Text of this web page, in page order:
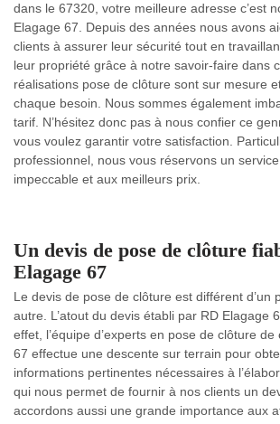
dans le 67320, votre meilleure adresse c’est
Elagage 67. Depuis des années nous avons
clients à assurer leur sécurité tout en
leur propriété grâce à notre savoir-faire dans
réalisations pose de clôture sont sur mesure
chaque besoin. Nous sommes également
tarif. N’hésitez donc pas à nous confier ce
vous voulez garantir votre satisfaction.
professionnel, nous vous réservons un
impeccable et aux meilleurs prix.
Un devis de pose de clôture
Elagage 67
Le devis de pose de clôture est différent d’un
autre. L’atout du devis établi par RD Elagage
effet, l’équipe d’experts en pose de clôture de
67 effectue une descente sur terrain pour
informations pertinentes nécessaires à
qui nous permet de fournir à nos clients un
accordons aussi une grande importance aux